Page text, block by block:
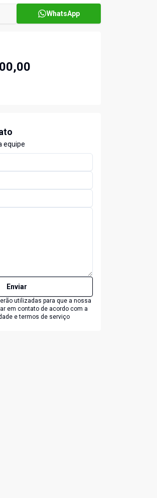
WhatsApp
equipe
Enviar
utilizadas para que a nossa
em contato de acordo com a
e termos de serviço